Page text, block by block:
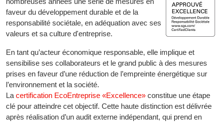
faveur du développement durable et de la
responsabilité sociétale, en adéquation avec ses
valeurs et sa culture d'entreprise.
En tant qu’acteur économique responsable, elle implique et
sensibilise ses collaborateurs et le grand public à des mesures
prises en faveur d’une réduction de l’empreinte énergétique sur
l’environnement et la société.
La certification EcoEntreprise «Excellence» constitue une étape
clé pour atteindre cet objectif. Cette haute distinction est délivrée
après réalisation d’un audit externe indépendant, qui prend en